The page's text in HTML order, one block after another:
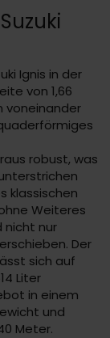
Ignis in der
von 1,66
voneinander
robust, was
klassischen
Weiteres
nicht nur
Der
sich auf
Liter
in einem
und
Meter.